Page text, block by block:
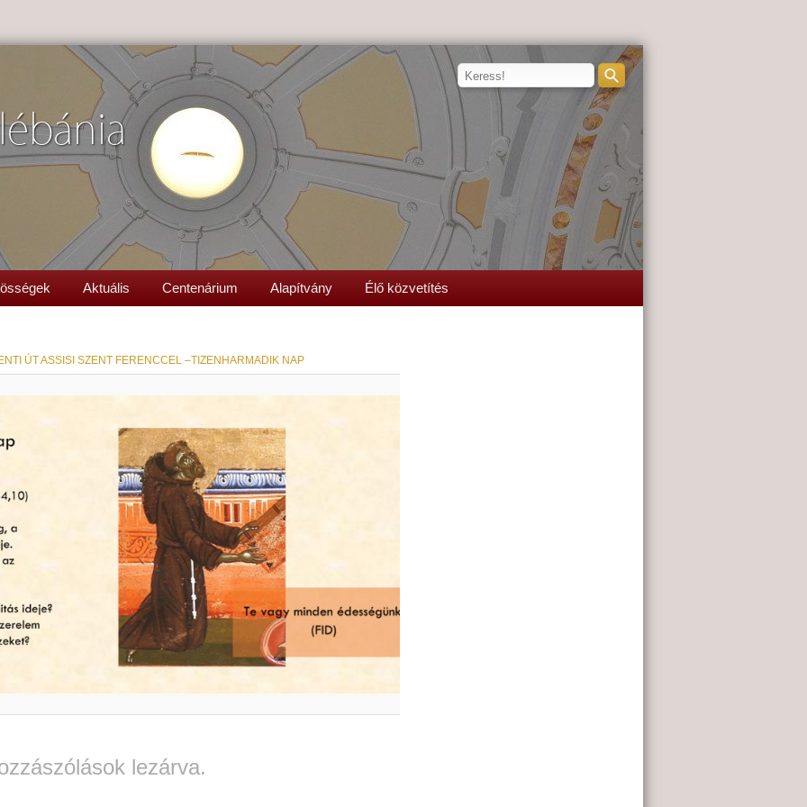
Aktuális Centenárium Alapítvány Élő közvetítés
ÚT ASSISI SZENT FERENCCEL –TIZENHARMADIK NAP
lezárva.